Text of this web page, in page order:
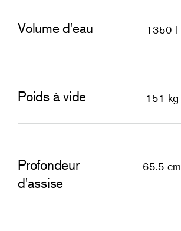
Volume d'eau 1350 l
Poids à vide 151 kg
Profondeur
d'assise
65.5 cm